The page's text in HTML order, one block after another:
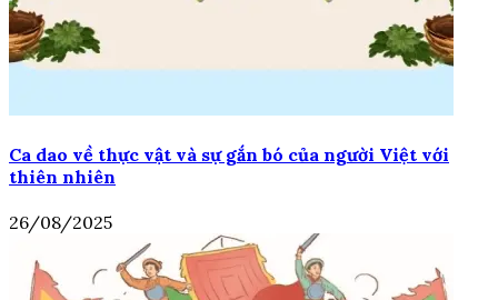
Ca dao về thực vật và sự gắn bó của người Việt với
thiên nhiên
26/08/2025